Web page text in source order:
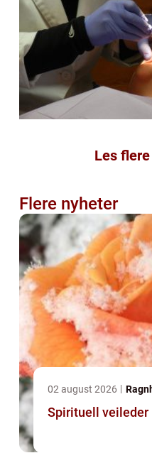
Les
Flere nyheter
02 august 2026
Spirituell veileder